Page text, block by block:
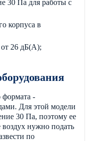
30 Па для работы с
корпуса в
26 дБ(А);
формата -
Для этой модели
30 Па, поэтому ее
воздух нужно подать
по